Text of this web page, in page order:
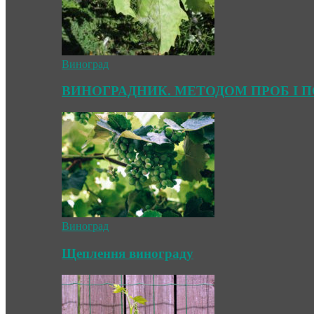
Виноград
ВИНОГРАДНИК. МЕТОДОМ ПРОБ І
Виноград
Щеплення винограду